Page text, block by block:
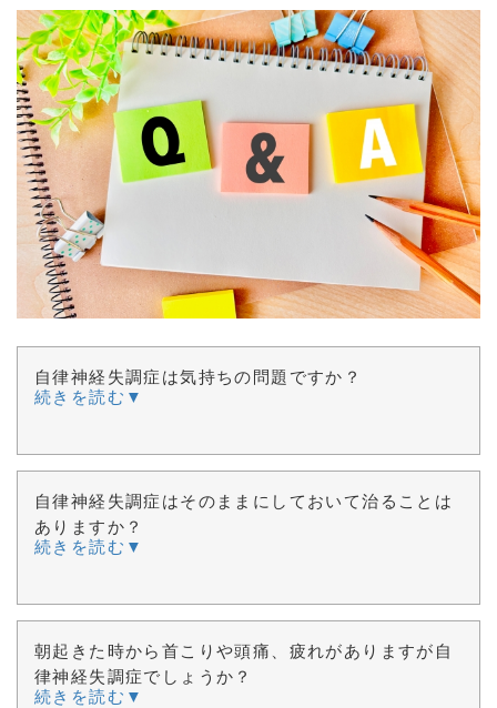
自律神経失調症は気持ちの問題ですか？
続きを読む▼
自律神経失調症はそのままにしておいて治ることは
ありますか？
続きを読む▼
朝起きた時から首こりや頭痛、疲れがありますが自
律神経失調症でしょうか？
続きを読む▼